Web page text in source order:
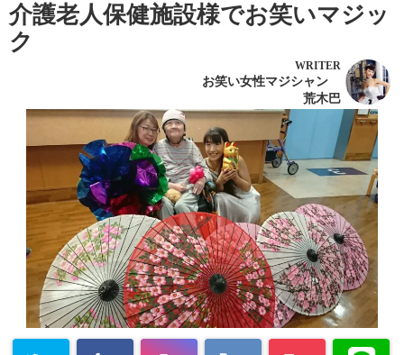
介護老人保健施設様でお笑いマジッ
ク
WRITER
お笑い女性マジシャン
荒木巴